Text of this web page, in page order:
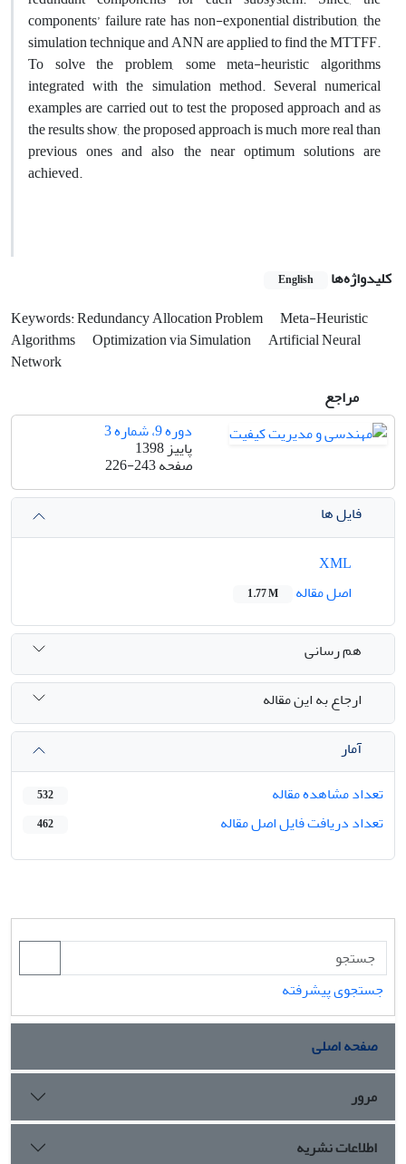
components’ failure rate has non-exponential distribution, the
simulation technique and ANN are applied to find the MTTFF.
To solve the problem, some meta-heuristic algorithms
integrated with the simulation method. Several numerical
examples are carried out to test the proposed approach and as
the results show, the proposed approach is much more real than
previous ones and also the near optimum solutions are
achieved.
کلیدواژه‌ها English
Keywords: Redundancy Allocation Problem
Meta-Heuristic
Algorithms
Optimization via Simulation
Artificial Neural
Network
مراجع
دوره 9، شماره 3
پاییز 1398
صفحه226-243
فایل ها
اصل مقاله
1.77 M
هم رسانی
ارجاع به این مقاله
آمار
تعداد مشاهده مقاله
532
تعداد دریافت فایل اصل مقاله 462
جستجوی پیشرفته
صفحه اصلی
مرور
اطلاعات نشریه